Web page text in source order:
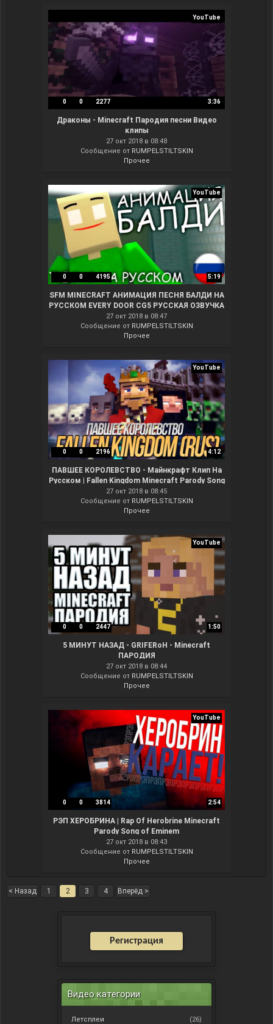
YouTube
0 0 2277 3:36
Драконы - Minecraft Пародия песни Видео
клипы
27 окт 2018 в 08:48
Сообщение от RUMPELSTILTSKIN
Прочее
YouTube
0 0 4195 5:19
SFM MINECRAFT АНИМАЦИЯ ПЕСНЯ БАЛДИ НА
РУССКОМ EVERY DOOR CG5 РУССКАЯ ОЗВУЧКА
ПЕРЕВОД ПЕСНИ ANIMATION
27 окт 2018 в 08:47
Сообщение от RUMPELSTILTSKIN
Прочее
YouTube
0 0 2196 4:12
ПАВШЕЕ КОРОЛЕВСТВО - Майнкрафт Клип На
Русском | Fallen Kingdom Minecraft Parody Song
27 окт 2018 в 08:45
Сообщение от RUMPELSTILTSKIN
Прочее
YouTube
0 0 2447 1:50
5 МИНУТ НАЗАД - GRIFERoH - Minecraft
ПАРОДИЯ
27 окт 2018 в 08:44
Сообщение от RUMPELSTILTSKIN
Прочее
YouTube
0 0 3814 2:54
РЭП ХЕРОБРИНА | Rap Of Herobrine Minecraft
Parody Song of Eminem
27 окт 2018 в 08:43
Сообщение от RUMPELSTILTSKIN
Прочее
< Назад 1 2 3 4 Вперёд >
Регистрация
Видео категории
Летсплеи
(26)